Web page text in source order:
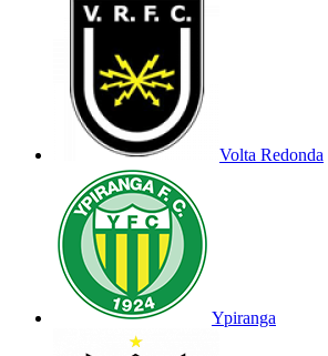
Volta Redonda
Ypiranga